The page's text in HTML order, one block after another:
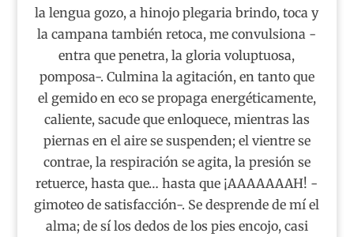
la lengua gozo, a hinojo plegaria brindo, toca y
la campana también retoca, me convulsiona -
entra que penetra, la gloria voluptuosa,
pomposa-. Culmina la agitación, en tanto que
el gemido en eco se propaga energéticamente,
caliente, sacude que enloquece, mientras las
piernas en el aire se suspenden; el vientre se
contrae, la respiración se agita, la presión se
retuerce, hasta que… hasta que ¡AAAAAAAH! -
gimoteo de satisfacción-. Se desprende de mí el
alma; de sí los dedos de los pies encojo, casi